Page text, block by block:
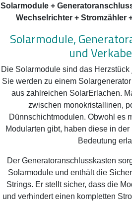
Solarmodule +
Wechselrichter + Stromzähler
Solarmodule,
und
Die Solarmodule sind das Herzstück
Sie werden zu einem
aus zahlreichen SolarErlachen.
zwischen monokristallinen,
Dünnschichtmodulen. Obwohl es
Modularten gibt, haben diese in
Bedeutung
Der Generatoranschlusskasten
Solarmodule und enthält die
Strings. Er stellt sicher, dass die
und verhindert einen kompletten